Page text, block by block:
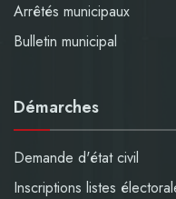
Arrêtés municipaux
Bulletin municipal
Démarches
Demande d'état civil
Inscriptions listes